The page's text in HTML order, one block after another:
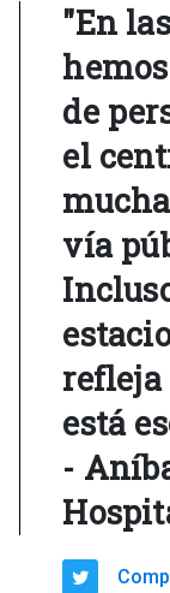
"En
de
el
vía
refleja
está
-